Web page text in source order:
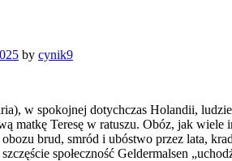
by cynik9
w spokojnej dotychczas Holandii,
matkę Teresę w ratuszu. Obóz, jak
brud, smród i ubóstwo przez lata,
społeczność Geldermalsen